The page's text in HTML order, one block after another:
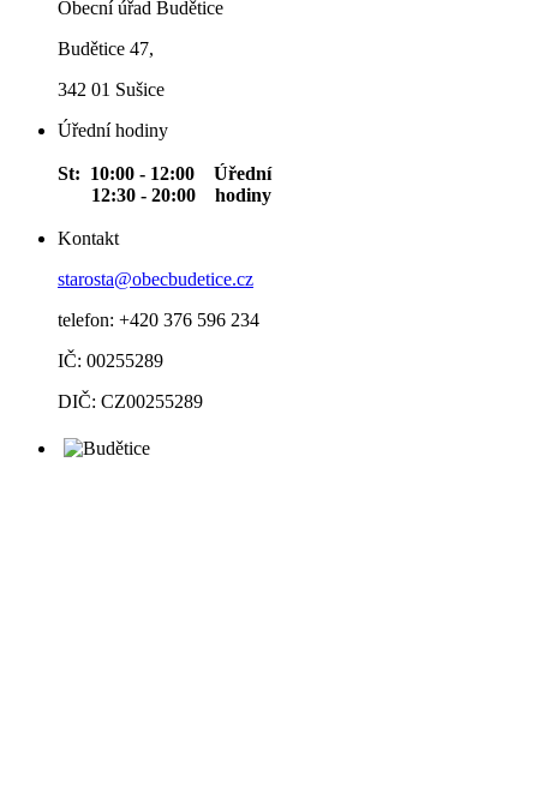
Obecní úřad Budětice
Budětice 47,
342 01 Sušice
Úřední hodiny
St: 10:00 - 12:00 Úřední
12:30 - 20:00 hodiny
Kontakt
starosta@obecbudetice.cz
telefon: +420 376 596 234
IČ: 00255289
DIČ: CZ00255289